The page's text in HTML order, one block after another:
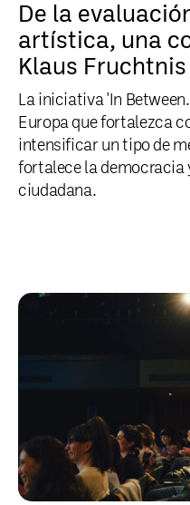
De la
artística, una
Klaus
La iniciativa 'In
Europa que fortalezca
intensificar un tipo de
fortalece la
ciudadana.